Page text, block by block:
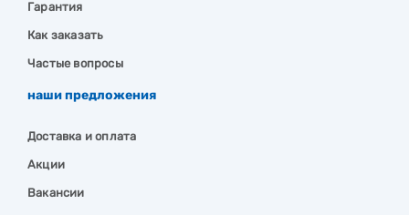
Гарантия
Как заказать
Частые вопросы
наши предложения
Доставка и оплата
Акции
Вакансии